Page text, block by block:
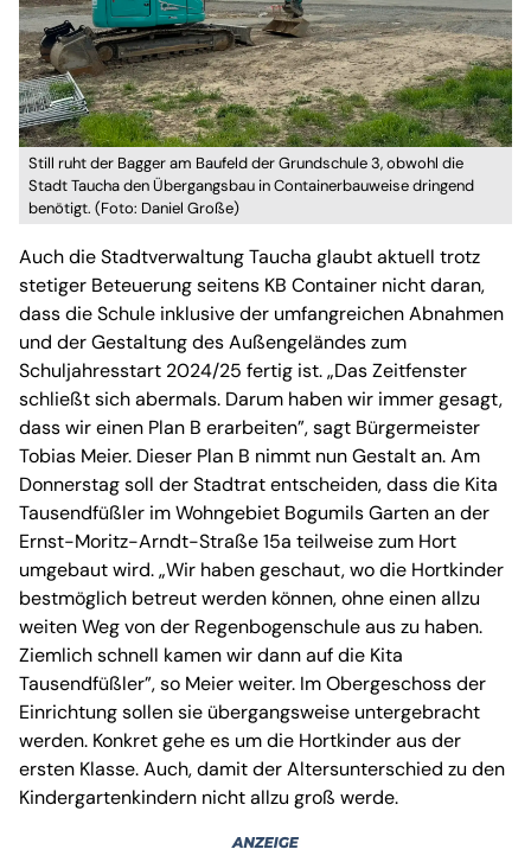
Still ruht der Bagger am Baufeld der Grundschule 3, obwohl die
Stadt Taucha den Übergangsbau in Containerbauweise dringend
benötigt. (Foto: Daniel Große)
Auch die Stadtverwaltung Taucha glaubt aktuell trotz
stetiger Beteuerung seitens KB Container nicht daran,
dass die Schule inklusive der umfangreichen Abnahmen
und der Gestaltung des Außengeländes zum
Schuljahresstart 2024/25 fertig ist. „Das Zeitfenster
schließt sich abermals. Darum haben wir immer gesagt,
dass wir einen Plan B erarbeiten”, sagt Bürgermeister
Tobias Meier. Dieser Plan B nimmt nun Gestalt an. Am
Donnerstag soll der Stadtrat entscheiden, dass die Kita
Tausendfüßler im Wohngebiet Bogumils Garten an der
Ernst-Moritz-Arndt-Straße 15a teilweise zum Hort
umgebaut wird. „Wir haben geschaut, wo die Hortkinder
bestmöglich betreut werden können, ohne einen allzu
weiten Weg von der Regenbogenschule aus zu haben.
Ziemlich schnell kamen wir dann auf die Kita
Tausendfüßler”, so Meier weiter. Im Obergeschoss der
Einrichtung sollen sie übergangsweise untergebracht
werden. Konkret gehe es um die Hortkinder aus der
ersten Klasse. Auch, damit der Altersunterschied zu den
Kindergartenkindern nicht allzu groß werde.